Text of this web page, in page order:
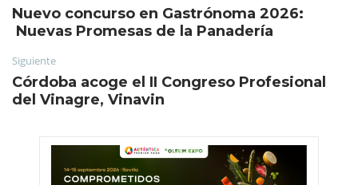
Nuevo concurso en Gastrónoma 2026:
Nuevas Promesas de la Panadería
Siguiente
Córdoba acoge el II Congreso Profesional
del Vinagre, Vinavin